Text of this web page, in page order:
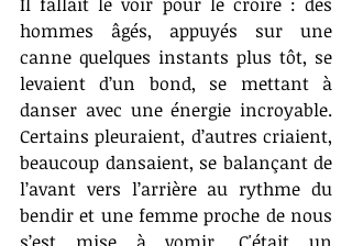
hommes âgés, appuyés sur une
canne quelques instants plus tôt, se
levaient d’un bond, se mettant à
danser avec une énergie incroyable.
Certains pleuraient, d’autres criaient,
beaucoup dansaient, se balançant de
l’avant vers l’arrière au rythme du
bendir et une femme proche de nous